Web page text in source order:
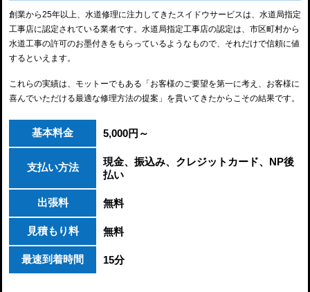
創業から25年以上、水道修理に注力してきたスイドウサービスは、水道局指定
工事店に認定されている業者です。水道局指定工事店の認定は、市区町村から
水道工事の許可のお墨付きをもらっているようなもので、それだけで信頼に値
するといえます。
これらの実績は、モットーでもある「お客様のご要望を第一に考え、お客様に
喜んでいただける最適な修理方法の提案」を貫いてきたからこその結果です。
基本料金 5,000円～
支払い方法
現金、振込み、クレジットカード、NP後
払い
出張料 無料
見積もり料 無料
最速到着時間 15分